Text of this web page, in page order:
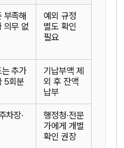
부족해
의무 없
예외 규정
별도 확인
필요
추가
5회분
기납부액 제
외 후 잔액
납부
차장·
행정청·전문
가에게 개별
확인 권장